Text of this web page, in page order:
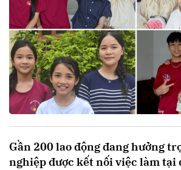
Gần 200 lao động đang hưởng
nghiệp được kết nối việc làm tại